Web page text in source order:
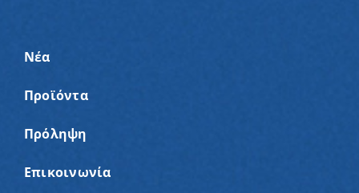
Νέα
Προϊόντα
Πρόληψη
Επικοινωνία